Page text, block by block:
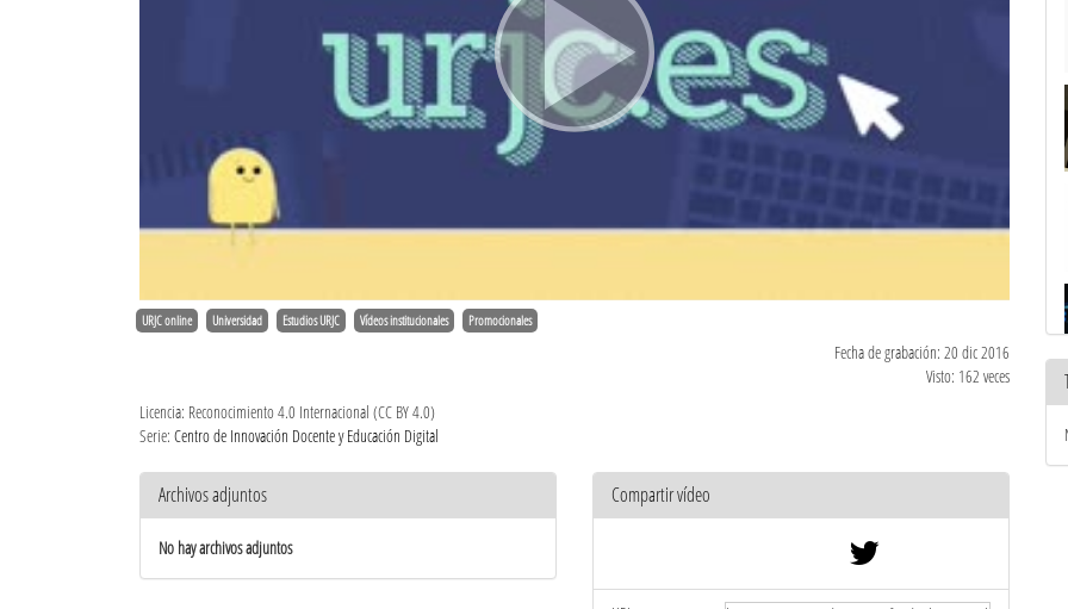
URJC online Universidad Estudios URJC Vídeos institucionales Promocionales
Fecha de grabación: 20 dic 2016
Visto: 162 veces
Licencia: Reconocimiento 4.0 Internacional (CC BY 4.0)
Serie: Centro de Innovación Docente y Educación Digital
Archivos adjuntos
No hay archivos adjuntos
Compartir vídeo